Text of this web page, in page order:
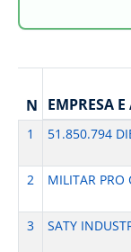
N EMPRESA
1 51.850.794
2
MILITAR PRO
3
SATY